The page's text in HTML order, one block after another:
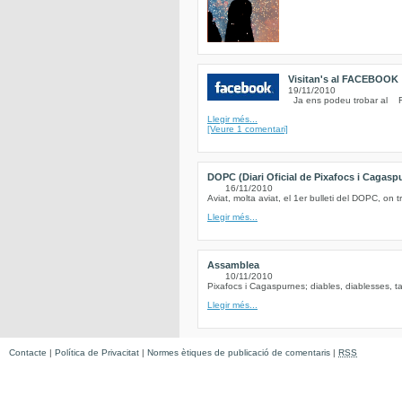
Visitan's al FACEBOOK
19/11/2010
Ja ens podeu trobar al
Llegir més...
[Veure 1 comentari]
DOPC (Diari Oficial de Pixafocs i
16/11/2010
Aviat, molta aviat, el 1er bulleti del DOPC, on
Llegir més...
Assamblea
10/11/2010
Pixafocs i Cagaspurnes; diables, diablesses,
Llegir més...
Contacte | Política de Privacitat | Normes ètiques de publicació de comentaris | RSS